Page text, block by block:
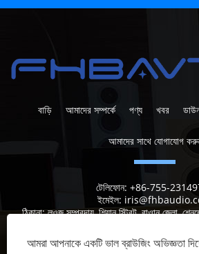
বাড়ি আমাদের সম্পর্কে পণ্য খবর
আমাদের সাথে যোগাযোগ
টেলিফোন: +86-755-
ইমেইল:
ঠিকানা:লুওজু সম্প্রদায়, শিয়ান স্ট্রিট, বাওান জেলা,
আমরা আপনাকে একটি ভাল ব্রাউজিং অভিজ্ঞতা